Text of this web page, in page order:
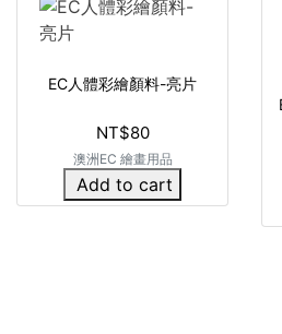
EC人體彩繪顏料-亮片
NT$80
澳洲EC 繪畫用品
Add to cart